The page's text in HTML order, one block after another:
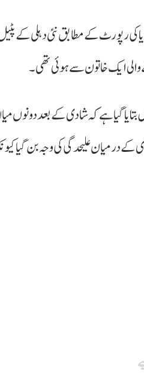
کی رپورٹ کے مطابق نئی دہلی
والی ایک خاتون سے ہوئی تھی۔
گیا ہے کہ شادی کے بعد دونوں
کے درمیان علیحدگی کی وجہ بن گیا